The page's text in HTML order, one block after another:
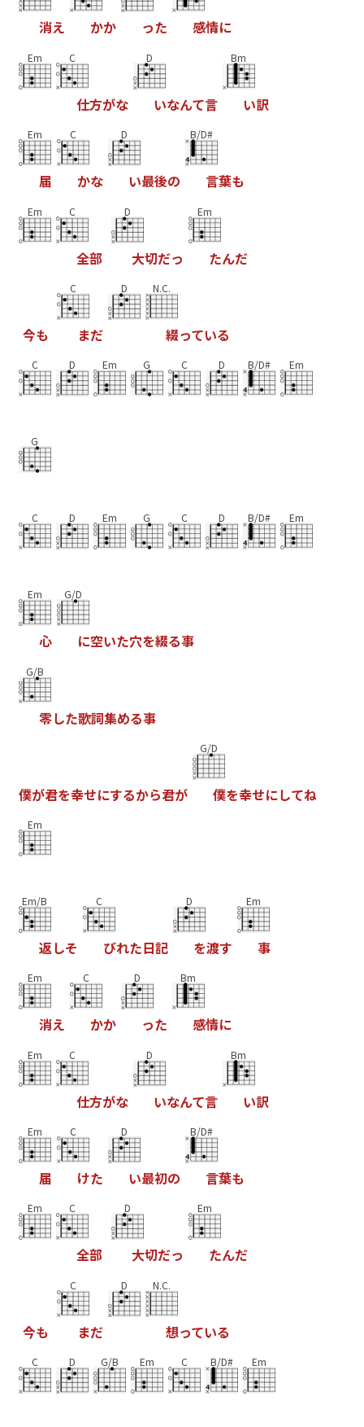
消え かか った 感情に
Em C
仕方がな
D
いなんて言
Bm
い訳
Em
届
C
かな
D
い最後の
B/D#
言葉も
Em C
全部
D
大切だっ
Em
たんだ
今も
C
まだ
D N.C.
綴っている
C D Em G C D B/D# Em
G
C D Em G C D B/D# Em
Em
心
G/D
に空いた穴を綴る事
G/B
零した歌詞集める事
僕が君を幸せにするから君が
G/D
僕を幸せにしてね
Em
Em/B
返しそ
C
びれた日記
D
を渡す
Em
事
Em
消え
C
かか
D
った
Bm
感情に
Em C
仕方がな
D
いなんて言
Bm
い訳
Em
届
C
けた
D
い最初の
B/D#
言葉も
Em C
全部
D
大切だっ
Em
たんだ
今も
C
まだ
D N.C.
想っている
C D G/B Em C B/D# Em